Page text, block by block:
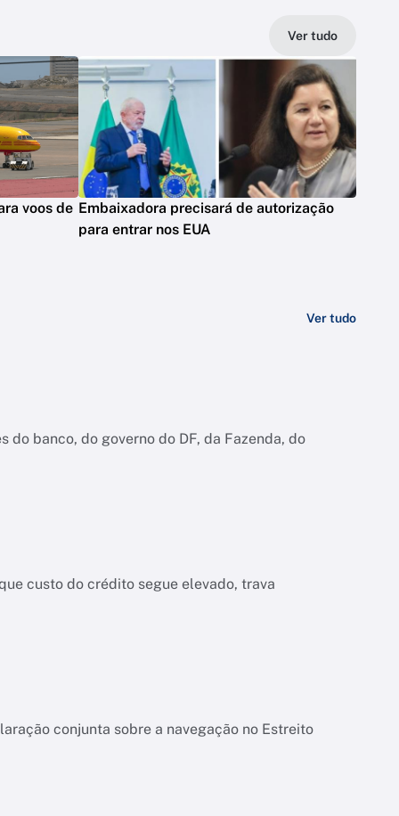
Ver tudo
voos de Embaixadora precisará de autorização
para entrar nos EUA
Ver tudo
banco, do governo do DF, da Fazenda, do
custo do crédito segue elevado, trava
conjunta sobre a navegação no Estreito